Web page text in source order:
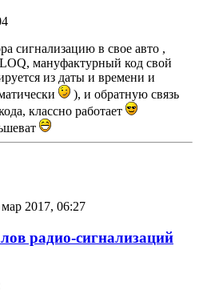
сигнализацию в свое авто ,
мануфактурный код свой
из даты и времени и
), и обратную связь
классно работает
2017, 06:27
радио-сигнализаций